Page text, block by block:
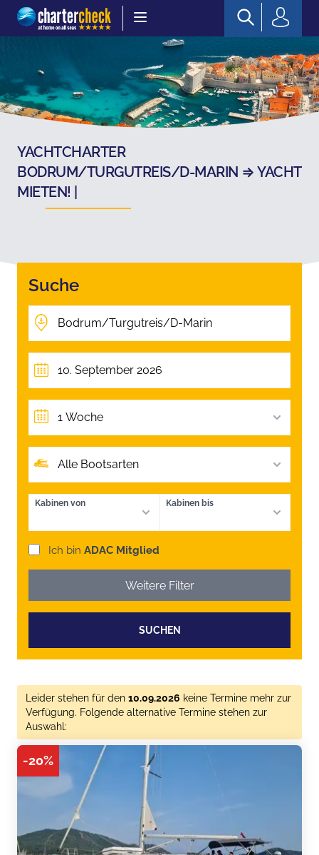
Chartercheck
YACHTCHARTER
BODRUM/TURGUTREIS/D-MARIN ⇒ YACHT
MIETEN! |
Suche
1 Woche
Alle Bootsarten
Kabinen von Kabinen bis
Ich bin ADAC Mitglied
Weitere Filter
SUCHEN
Leider stehen für den 10.09.2026 keine Termine mehr zur
Verfügung. Folgende alternative Termine stehen zur
Auswahl:
-20%